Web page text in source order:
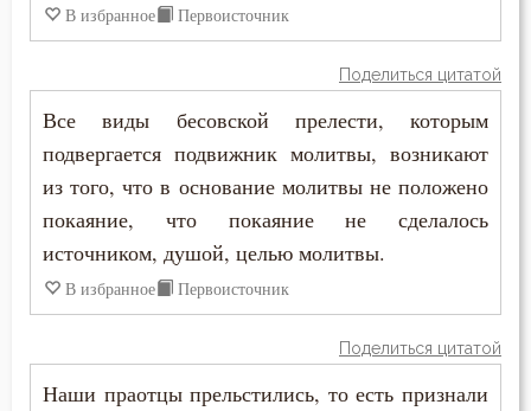
Борьба
Вера
Ветхий Завет
Вечные муки
Воздаяние
Воля
Григорий Богослов
Григорий Великий (Двоеслов)
Григорий Нисский
Григорий Палама
Григорий Синаит
Диадох
В избранное Первоисточник
Поделиться цитатой
Все виды бесовской прелести, которым
подвергается подвижник молитвы, возникают
из того, что в основание молитвы не положено
покаяние, что покаяние не сделалось
источником, душой, целью молитвы.
В избранное Первоисточник
Поделиться цитатой
Наши праотцы прельстились, то есть признали